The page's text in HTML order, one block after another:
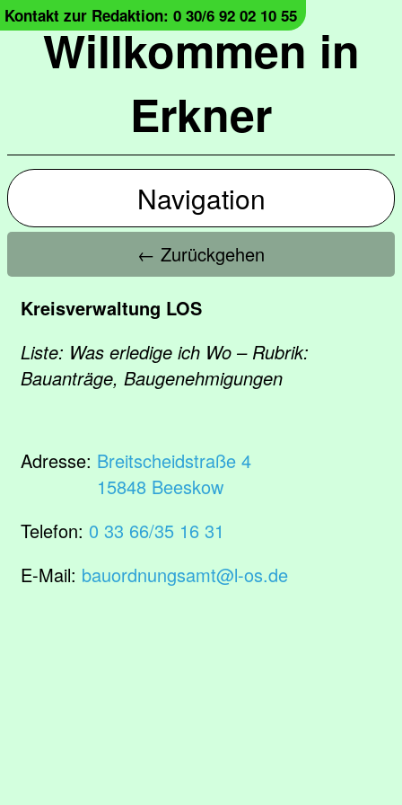
Willkommen in
Erkner
Kontakt zur Redaktion: 0 30/6 92 02 10 55
Navigation
← Zurückgehen
Kreisverwaltung LOS
Liste: Was erledige ich Wo – Rubrik:
Bauanträge, Baugenehmigungen
Adresse: Breitscheidstraße 4
15848 Beeskow
Telefon: 0 33 66/35 16 31
E-Mail: bauordnungsamt@l-os.de